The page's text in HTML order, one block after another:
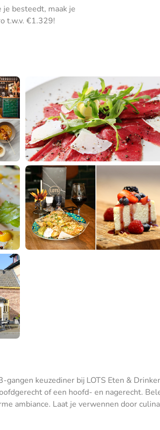
besteedt, maak je
t.w.v. €1.329!
keuzediner bij LOTS Eten &
of een hoofd- en nagerecht.
ambiance. Laat je verwennen door